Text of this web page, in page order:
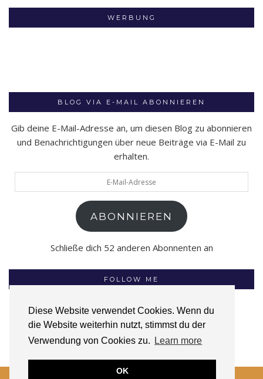
Diese Website verwendet Cookies. Wenn du
die Website weiterhin nutzt, stimmst du der
Verwendung von Cookies zu.
Learn more
OK
WERBUNG
BLOG VIA E-MAIL ABONNIEREN
Gib deine E-Mail-Adresse an, um diesen Blog zu abonnieren
und Benachrichtigungen über neue Beiträge via E-Mail zu
erhalten.
Mail-
ABONNIEREN
Schließe dich 52 anderen Abonnenten an
FOLLOW ME
INSTAGRAM FACEBOOK GOODREADS